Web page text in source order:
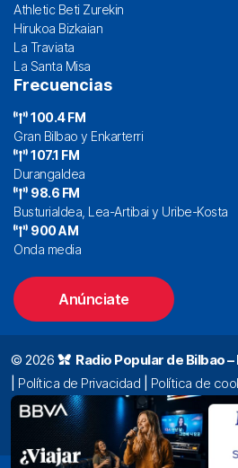
Athletic Beti Zurekin
Hirukoa Bizkaian
La Traviata
La Santa Misa
Frecuencias
100.4 FM
Gran Bilbao y Enkarterri
107.1 FM
Durangaldea
98.6 FM
Busturialdea, Lea-Artibai y Uribe-Kosta
900 AM
Onda media
Anúnciate
© 2026 Radio Popular de Bilbao
Política de Privacidad Política de
Alda. Mazarredo, 47 – 7º 48009
oyentes@radiopopular.com